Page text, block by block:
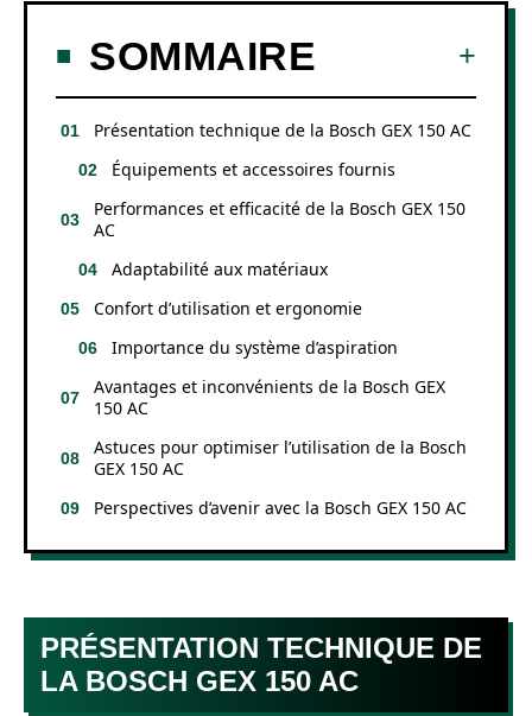
SOMMAIRE
Présentation technique de la Bosch GEX 150 AC
Équipements et accessoires fournis
Performances et efficacité de la Bosch GEX 150
AC
Adaptabilité aux matériaux
Confort d’utilisation et ergonomie
Importance du système d’aspiration
Avantages et inconvénients de la Bosch GEX
150 AC
Astuces pour optimiser l’utilisation de la Bosch
GEX 150 AC
Perspectives d’avenir avec la Bosch GEX 150 AC
PRÉSENTATION TECHNIQUE DE
LA BOSCH GEX 150 AC